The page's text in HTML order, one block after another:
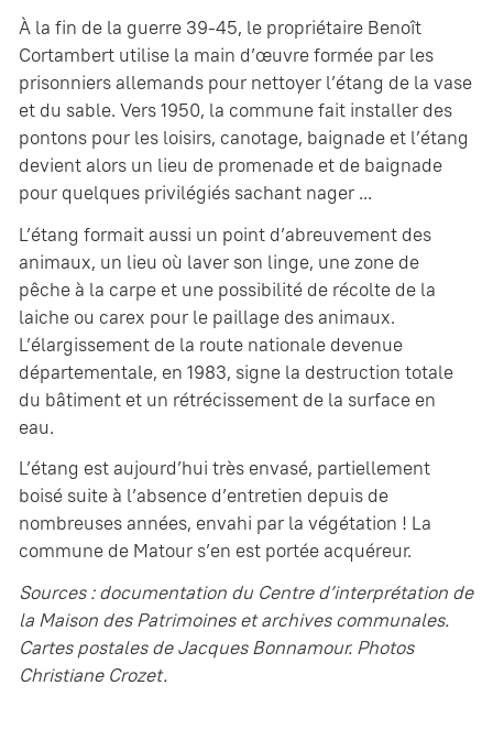
À la fin de la guerre 39-45, le propriétaire Benoît
Cortambert utilise la main d’œuvre formée par les
prisonniers allemands pour nettoyer l’étang de la vase
et du sable. Vers 1950, la commune fait installer des
pontons pour les loisirs, canotage, baignade et l’étang
devient alors un lieu de promenade et de baignade
pour quelques privilégiés sachant nager ...
L’étang formait aussi un point d’abreuvement des
animaux, un lieu où laver son linge, une zone de
pêche à la carpe et une possibilité de récolte de la
laiche ou carex pour le paillage des animaux.
L’élargissement de la route nationale devenue
départementale, en 1983, signe la destruction totale
du bâtiment et un rétrécissement de la surface en
eau.
L’étang est aujourd’hui très envasé, partiellement
boisé suite à l’absence d’entretien depuis de
nombreuses années, envahi par la végétation ! La
commune de Matour s’en est portée acquéreur.
Sources : documentation du Centre d’interprétation de
la Maison des Patrimoines et archives communales.
Cartes postales de Jacques Bonnamour. Photos
Christiane Crozet.